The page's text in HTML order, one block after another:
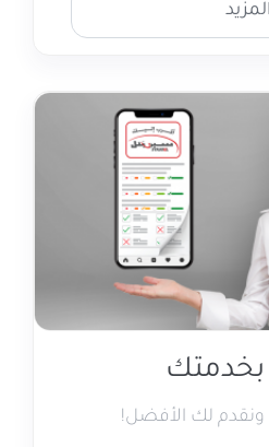
المزيد
ونقدم لك الأفضل!